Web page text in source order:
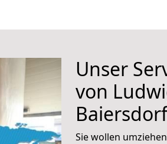
Unser
von
Baiersdorf
Sie wollen